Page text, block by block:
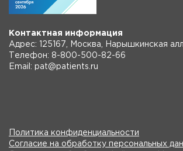
Контактная информация
Адрес: 125167, Москва, Нарышкинская
Телефон: 8-800-500-82-66
Email: pat@patients.ru
Политика конфиденциальности
Согласие на обработку персональных